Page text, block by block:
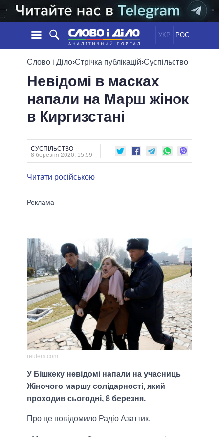
УКР РОС
НОВИНИ
СТРІЧКА
ПОДІЇ
СТАТТІ
ДУМКИ
ОГЛЯДИ
ДАЙДЖЕСТИ
ПОЛІТИКА
ЕКОНОМІКА
СУСПІЛЬСТВО
ОБIЦЯНКИ
ПОЛIТИКИ
УСІ ПОЛІТИКИ
ПРЕЗИДЕНТ І ОФІС
ВЕРХОВНА РАДА
ВІДЕО
Слово і Діло›Стрічка публікацій›Суспільство
Невідомі в масках
напали на Марш жінок
в Киргизстані
СУСПІЛЬСТВО
8 березня 2020, 15:59
Читати російською
reuters.com
У Бішкеку невідомі напали на учасниць
Жіночого маршу солідарності, який
проходив сьогодні, 8 березня.
Про це повідомило Радіо Азаттик.